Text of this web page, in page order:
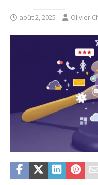
août 2, 2025 Olivier